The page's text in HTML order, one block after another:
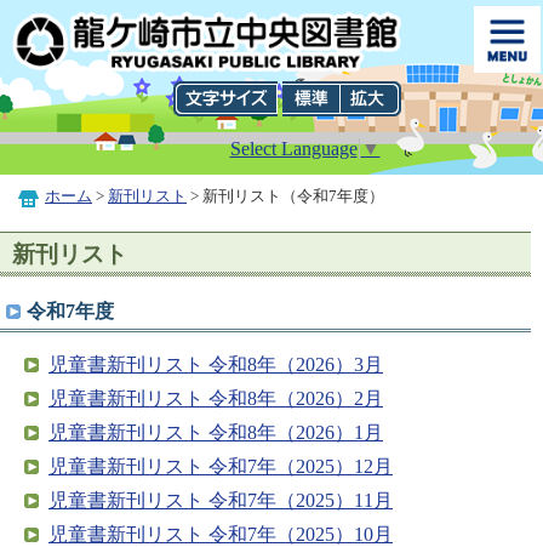
Select Language▼
ホーム > 新刊リスト > 新刊リスト（令和7年度）
新刊リスト
令和7年度
児童書新刊リスト 令和8年（2026）3月
児童書新刊リスト 令和8年（2026）2月
児童書新刊リスト 令和8年（2026）1月
児童書新刊リスト 令和7年（2025）12月
児童書新刊リスト 令和7年（2025）11月
児童書新刊リスト 令和7年（2025）10月